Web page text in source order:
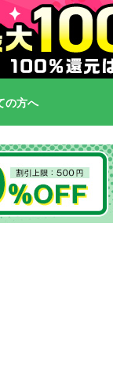
の方へ